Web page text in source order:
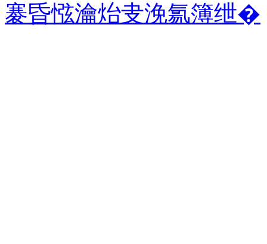
褰昏惤瀹炲叏浼氱簿绁�